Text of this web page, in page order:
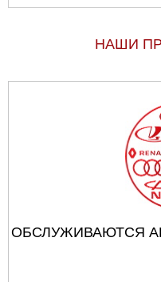
НАШИ
ОБСЛУЖИВАЮТСЯ